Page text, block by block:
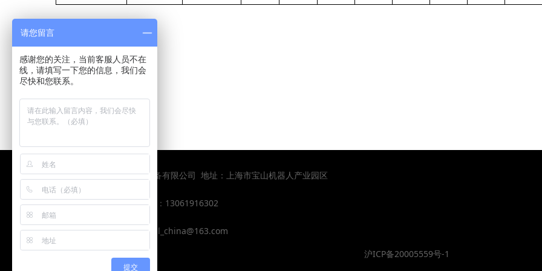
上一个：旋转吊环螺钉
下一个：眼型旋转吊环
版权所有：上海皇嘉力起重设备有限公司 地址：上海市宝山机器人产业园区
电话： 021-58255796手机 ：13061916302
QQ: 2434706448邮箱：hjl_china@163.com
沪ICP备20005559号-1
请您留言
感谢您的关注，当前客服人员不在
线，请填写一下您的信息，我们会
尽快和您联系。
提交